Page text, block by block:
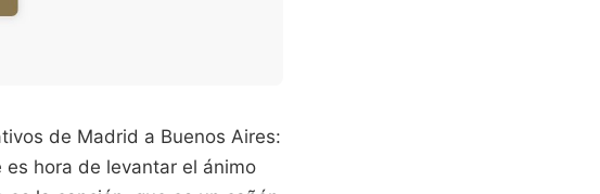
de Madrid a Buenos Aires:
hora de levantar el ánimo